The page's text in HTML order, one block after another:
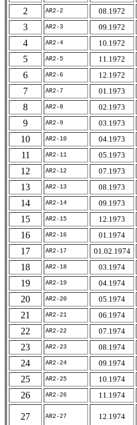
2
AR2-2 08.1972
3
AR2-3 09.1972
4
AR2-4 10.1972
5
AR2-5 11.1972
6
AR2-6 12.1972
7
AR2-7 01.1973
8
AR2-8 02.1973
9
AR2-9 03.1973
10
AR2-10 04.1973
11
AR2-11 05.1973
12
AR2-12 07.1973
13
AR2-13 08.1973
14
AR2-14 09.1973
15
AR2-15 12.1973
16
AR2-16 01.1974
17
AR2-17 01.02.1974
18
AR2-18 03.1974
19
AR2-19 04.1974
20
AR2-20 05.1974
21
AR2-21 06.1974
22
AR2-22 07.1974
23
AR2-23 08.1974
24
AR2-24 09.1974
25
AR2-25 10.1974
26
AR2-26 11.1974
27 AR2-27 12.1974